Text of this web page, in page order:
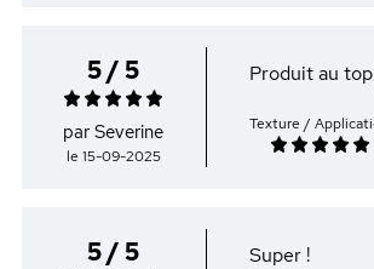
5 / 5
par Severine
le 15-09-2025
Produit au top
Texture /
5 / 5 Super !